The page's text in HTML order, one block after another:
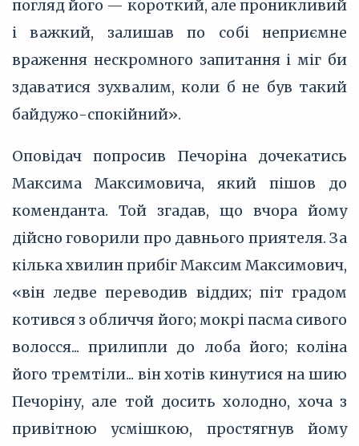
погляд його — короткий, але проникливий
і важкий, залишав по собі неприємне
враження нескромного запитання і міг би
здаватися зухвалим, коли б не був такий
байдужо-спокійний».
Оповідач попросив Печоріна дочекатись
Максима Максимовича, який пішов до
коменданта. Той згадав, що вчора йому
дійсно говорили про давнього приятеля. За
кілька хвилин прибіг Максим Максимович,
«він ледве переводив віддих; піт градом
котився з обличчя його; мокрі пасма сивого
волосся... прилипли до лоба його; коліна
його тремтіли... він хотів кинутися на шию
Печоріну, але той досить холодно, хоча з
привітною усмішкою, простягнув йому